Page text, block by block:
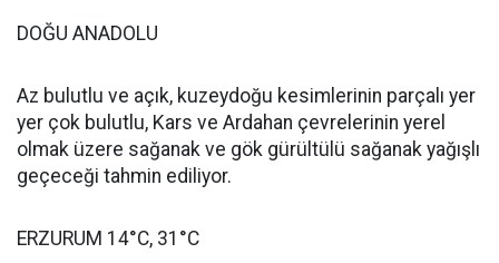
DOĞU ANADOLU
Az bulutlu ve açık, kuzeydoğu kesimlerinin parçalı yer
yer çok bulutlu, Kars ve Ardahan çevrelerinin yerel
olmak üzere sağanak ve gök gürültülü sağanak yağışlı
geçeceği tahmin ediliyor.
ERZURUM 14°C, 31°C